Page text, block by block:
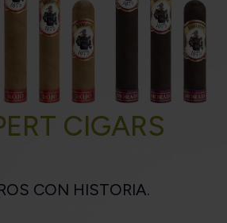
CIGARS
CON HISTORIA.